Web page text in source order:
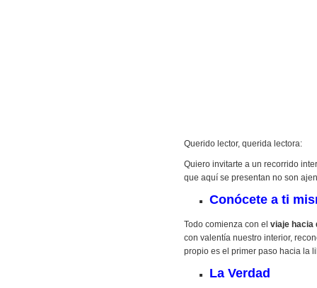
Querido lector, querida lectora:
Quiero invitarte a un recorrido
que aquí se presentan no son
Conócete a ti
Todo comienza con el viaje hacia
con valentía nuestro interior,
propio es el primer paso hacia la
La Verdad